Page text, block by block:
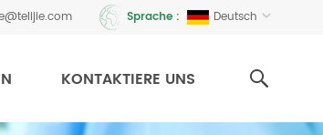
Sprache : Deutsch
KONTAKTIERE UNS